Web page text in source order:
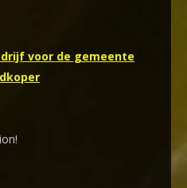
voor de gemeente